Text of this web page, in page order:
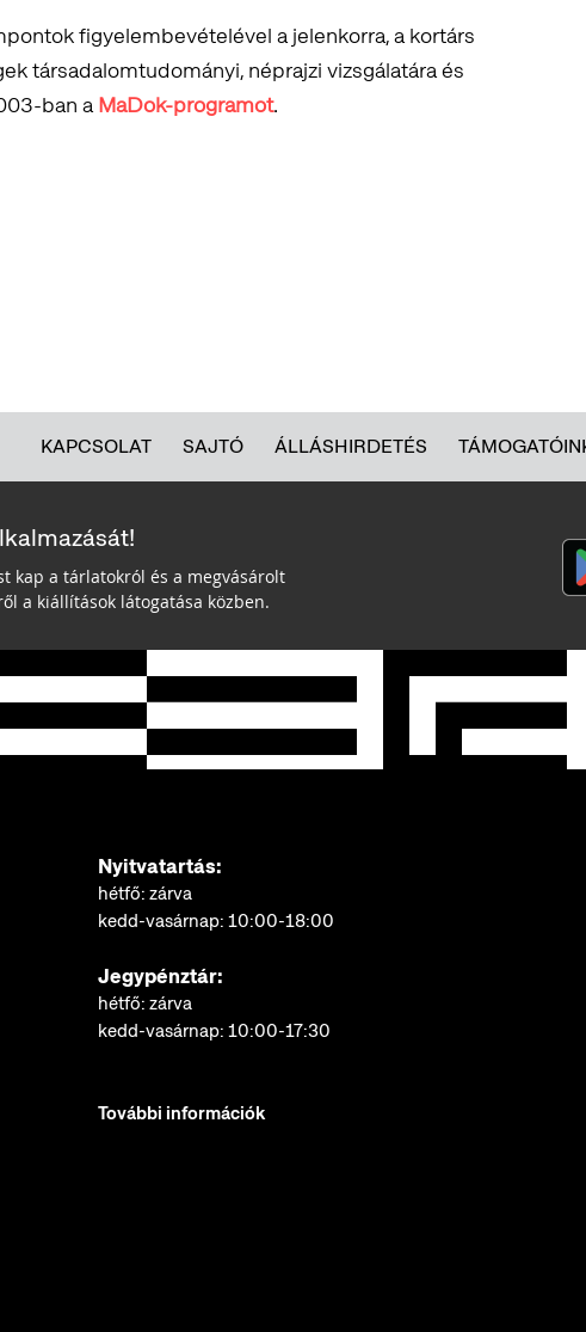
figyelembevételével a jelenkorra, a kortárs
társadalomtudományi, néprajzi vizsgálatára és
ban aMaDok-programot.
KAPCSOLAT SAJTÓ ÁLLÁSHIRDETÉS
kap a tárlatokról és a megvásárolt
a kiállítások látogatása közben.
Nyitvatartás:
hétfő: zárva
kedd-vasárnap: 10:00-18:00
Jegypénztár:
hétfő: zárva
kedd-vasárnap: 10:00-17:30
További információk